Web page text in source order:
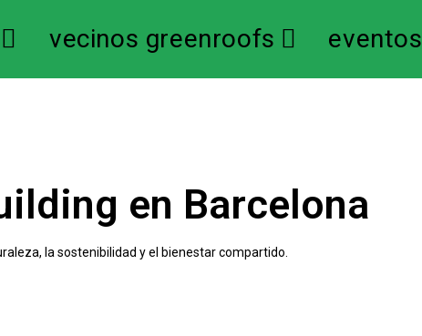
vecinos greenroofs eventos
en Barcelona
la sostenibilidad y el bienestar compartido.